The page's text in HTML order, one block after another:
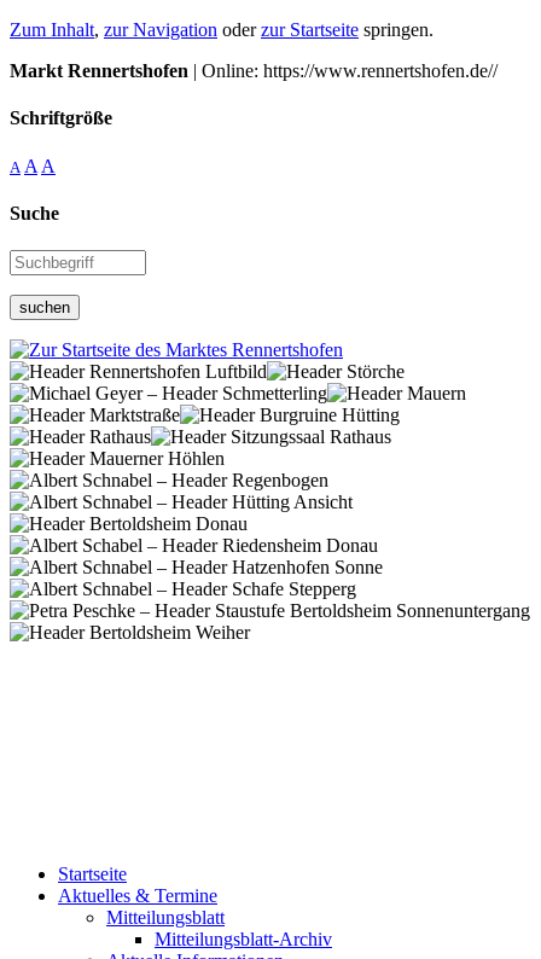
Zum Inhalt, zur Navigation oderzur Startseite springen.
Markt Rennertshofen | Online: https://www.rennertshofen.de//
Schriftgröße
A A A
Suche
suchen
Startseite
Aktuelles & Termine
Mitteilungsblatt
Mitteilungsblatt-Archiv